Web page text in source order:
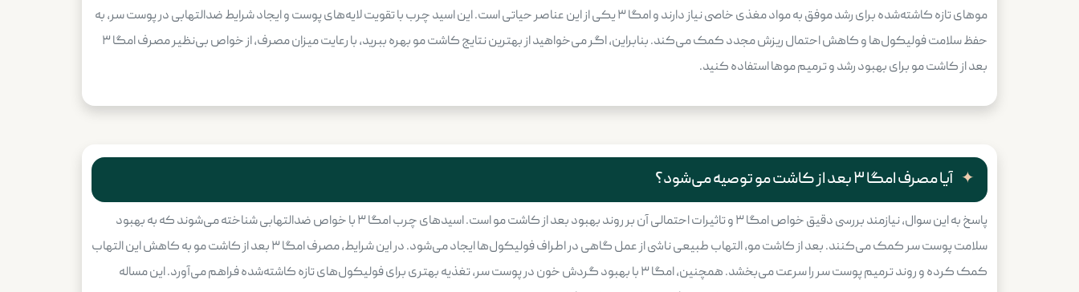
موهای تازه کاشته‌شده برای رشد موفق به مواد مغذی خاصی نیاز دارند و امگا ۳ یکی از این عناصر حیاتی است. این اسید چرب با تقویت لایه‌های پوست و ایجاد شرایط ضدالتهابی در پوست سر، به
حفظ سلامت فولیکول‌ها و کاهش احتمال ریزش مجدد کمک می‌کند. بنابراین، اگر می‌خواهید از بهترین نتایج کاشت مو بهره ببرید، با رعایت میزان مصرف، از خواص بی‌نظیر مصرف امگا ۳
بعد از کاشت مو برای بهبود رشد و ترمیم موها استفاده کنید.
آیا مصرف امگا ۳ بعد از کاشت مو توصیه می‌شود؟
پاسخ به این سوال، نیازمند بررسی دقیق خواص امگا ۳ و تاثیرات احتمالی آن بر روند بهبود بعد از کاشت مو است. اسیدهای چرب امگا ۳ با خواص ضدالتهابی شناخته می‌شوند که به بهبود
سلامت پوست سر کمک می‌کنند. بعد از کاشت مو، التهاب طبیعی ناشی از عمل گاهی در اطراف فولیکول‌ها ایجاد می‌شود. در این شرایط، مصرف امگا ۳ بعد از کاشت مو به کاهش این التهاب
کمک کرده و روند ترمیم پوست سر را سرعت می‌بخشد. همچنین، امگا ۳ با بهبود گردش خون در پوست سر، تغذیه بهتری برای فولیکول‌های تازه کاشته‌شده فراهم می‌آورد. این مساله